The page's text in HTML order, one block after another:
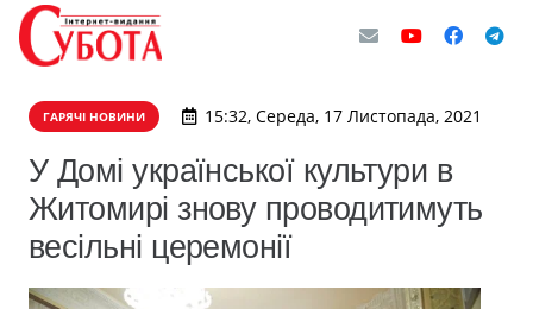
ГАРЯЧІ НОВИНИ 15:32, Середа, 17 Листопада, 2021
У Домі української культури в
Житомирі знову проводитимуть
весільні церемонії